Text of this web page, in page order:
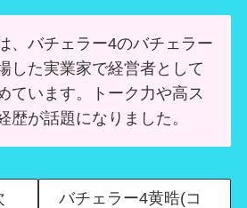
、バチェラー4のバチェラー
した実業家で経営者として
ています。トーク力や高ス
歴が話題になりました。
バチェラー4黄晧(コ